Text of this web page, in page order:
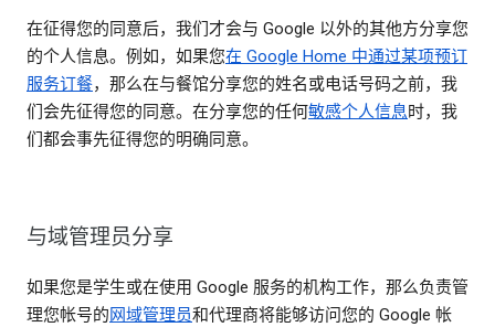
在征得您的同意后，我们才会与 Google 以外的其他方分享您
的个人信息。例如，如果您在 Google Home 中通过某项预订
服务订餐，那么在与餐馆分享您的姓名或电话号码之前，我
们会先征得您的同意。在分享您的任何敏感个人信息时，我
们都会事先征得您的明确同意。
与域管理员分享
如果您是学生或在使用 Google 服务的机构工作，那么负责管
理您帐号的网域管理员和代理商将能够访问您的 Google 帐